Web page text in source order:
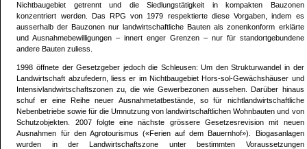
Nichtbaugebiet getrennt und die Siedlungstätigkeit in kompakten Bauzonen
konzentriert werden. Das RPG von 1979 respektierte diese Vorgaben, indem es
ausserhalb der Bauzonen nur landwirtschaftliche Bauten als zonenkonform erklärte
und Ausnahmebewilligungen – innert enger Grenzen – nur für standortgebundene
andere Bauten zuliess.
1998 öffnete der Gesetzgeber jedoch die Schleusen: Um den Strukturwandel in der
Landwirtschaft abzufedern, liess er im Nichtbaugebiet Hors-sol-Gewächshäuser und
Intensivlandwirtschaftszonen zu, die wie Gewerbezonen aussehen. Darüber hinaus
schuf er eine Reihe neuer Ausnahmetatbestände, so für nichtlandwirtschaftliche
Nebenbetriebe sowie für die Umnutzung von landwirtschaftlichen Wohnbauten und von
Schutzobjekten. 2007 folgte eine nächste grössere Gesetzesrevision mit neuen
Ausnahmen für den Agrotourismus («Ferien auf dem Bauernhof»). Biogasanlagen
wurden in der Landwirtschaftszone unter bestimmten Voraussetzungen